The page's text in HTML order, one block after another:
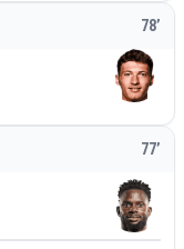
78’
77’